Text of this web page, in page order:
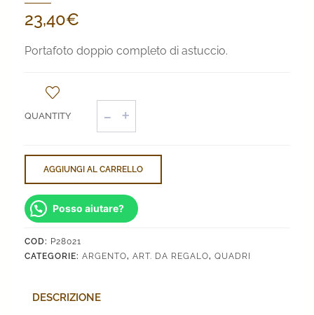
23,40€
Portafoto doppio completo di astuccio.
doppio
quantità
AGGIUNGI AL CARRELLO
Posso aiutare?
COD: P28021
CATEGORIE: ARGENTO, ART. DA REGALO, QUADRI
DESCRIZIONE